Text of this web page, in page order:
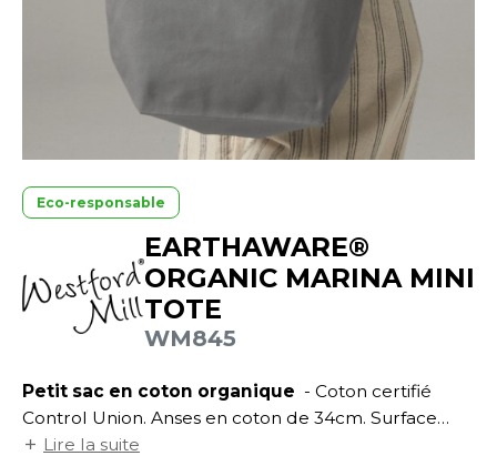
DE SERIE
MODULABLES
SI ON L'APPELAIT FRANCIS
HALES
DE LA MER
Eco-responsable
EARTHAWARE®
ORGANIC MARINA MINI
TOTE
WM845
Petit sac en coton organique
Control Union. Anses en coton de 34cm. Surface
d'impression : 22x16cm.
Lire la suite